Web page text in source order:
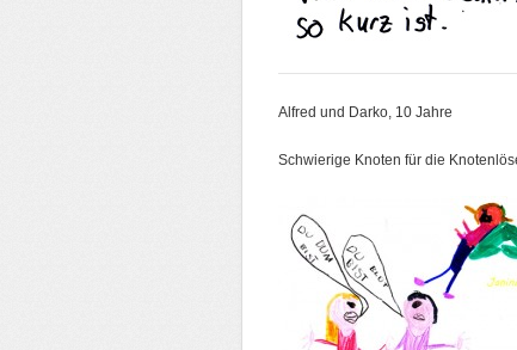
Alfred und Darko, 10 Jahre
Schwierige Knoten für die